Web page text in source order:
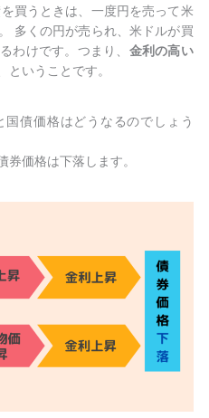
買うときは、一度円を売って米
多くの円が売られ、米ドルが買
わけです。つまり、 金利の高い
ということです。
債価格はどうなるのでしょう
価格は下落します。